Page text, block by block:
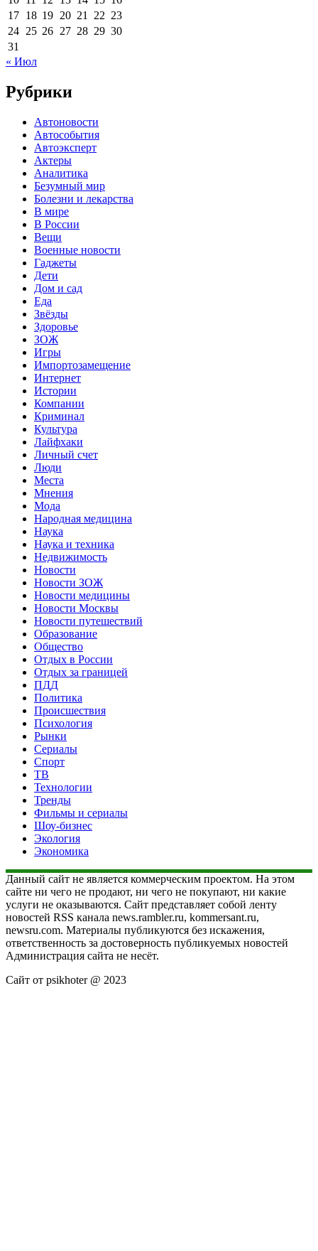
17 18 19 20 21 22 23
24 25 26 27 28 29 30
31
« Июл
Рубрики
Автоновости
Автособытия
Автоэксперт
Актеры
Аналитика
Безумный мир
Болезни и лекарства
В мире
В России
Вещи
Военные новости
Гаджеты
Дети
Дом и сад
Еда
Звёзды
Здоровье
ЗОЖ
Игры
Импортозамещение
Интернет
Истории
Компании
Криминал
Культура
Лайфхаки
Личный счет
Люди
Места
Мнения
Мода
Народная медицина
Наука
Наука и техника
Недвижимость
Новости
Новости ЗОЖ
Новости медицины
Новости Москвы
Новости путешествий
Образование
Общество
Отдых в России
Отдых за границей
ПДД
Политика
Происшествия
Психология
Рынки
Сериалы
Спорт
ТВ
Технологии
Тренды
Фильмы и сериалы
Шоу-бизнес
Экология
Экономика
Данный сайт не является коммерческим проектом. На этом
сайте ни чего не продают, ни чего не покупают, ни какие
услуги не оказываются. Сайт представляет собой ленту
новостей RSS канала news.rambler.ru, kommersant.ru,
newsru.com. Материалы публикуются без искажения,
ответственность за достоверность публикуемых новостей
Администрация сайта не несёт.
Сайт от psikhoter @ 2023